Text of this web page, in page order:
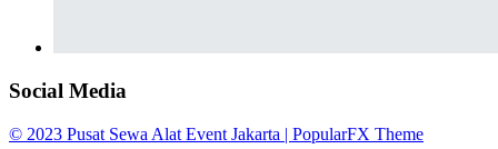
Social Media
© 2023 Pusat Sewa Alat Event Jakarta | PopularFX Theme